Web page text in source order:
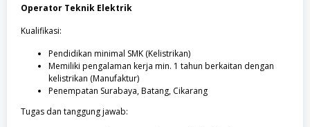
Operator Teknik Elektrik
Kualifikasi:
Pendidikan minimal SMK (Kelistrikan)
Memiliki pengalaman kerja min. 1 tahun berkaitan dengan
kelistrikan (Manufaktur)
Penempatan Surabaya, Batang, Cikarang
Tugas dan tanggung jawab: